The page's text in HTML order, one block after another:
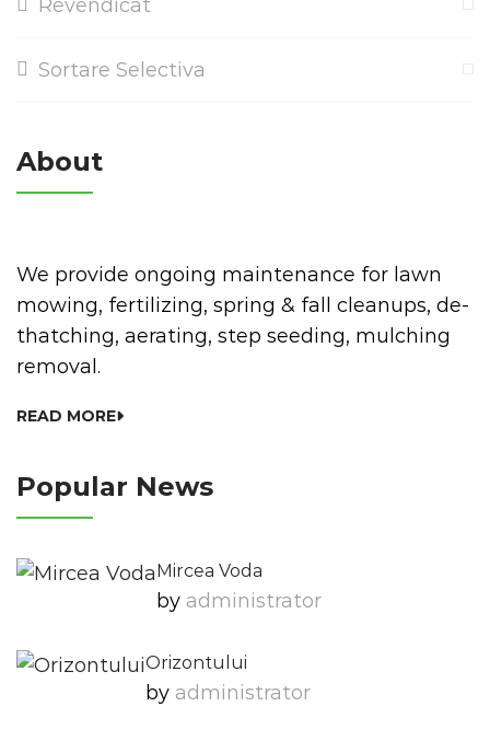
Revendicat
Sortare Selectiva
About
We provide ongoing maintenance for lawn
mowing, fertilizing, spring & fall cleanups, de-
thatching, aerating, step seeding, mulching
removal.
READ MORE
Popular News
Mircea Voda
by Administrator
Orizontului
by Administrator